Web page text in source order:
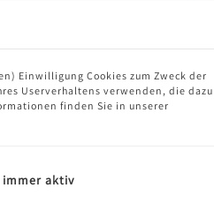
Einwilligung Cookies zum Zweck der
Userverhaltens verwenden, die dazu
finden Sie in unserer
immer aktiv